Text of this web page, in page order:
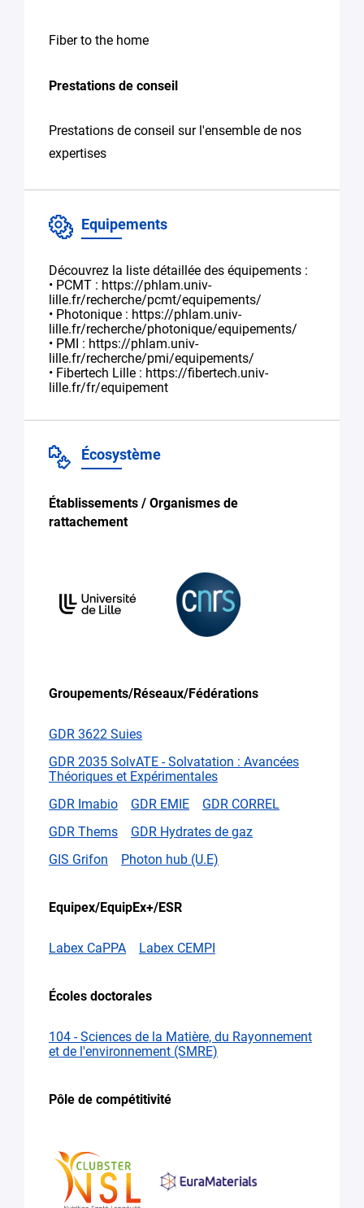
Fiber to the home
Prestations de conseil
Prestations de conseil sur l'ensemble de nos
expertises
Equipements
Découvrez la liste détaillée des équipements :
• PCMT : https://phlam.univ-
lille.fr/recherche/pcmt/equipements/
• Photonique : https://phlam.univ-
lille.fr/recherche/photonique/equipements/
• PMI : https://phlam.univ-
lille.fr/recherche/pmi/equipements/
• Fibertech Lille : https://fibertech.univ-
lille.fr/fr/equipement
Écosystème
Établissements / Organismes de
rattachement
Groupements/Réseaux/Fédérations
GDR 3622 Suies
GDR 2035 SolvATE - Solvatation : Avancées
Théoriques et Expérimentales
GDR Imabio
GDR EMIE
GDR CORREL
GDR Thems
GDR Hydrates de gaz
GIS Grifon
Photon hub (U.E)
Equipex/EquipEx+/ESR
Labex CaPPA Labex CEMPI
Écoles doctorales
104 - Sciences de la Matière, du Rayonnement
et de l'environnement (SMRE)
Pôle de compétitivité